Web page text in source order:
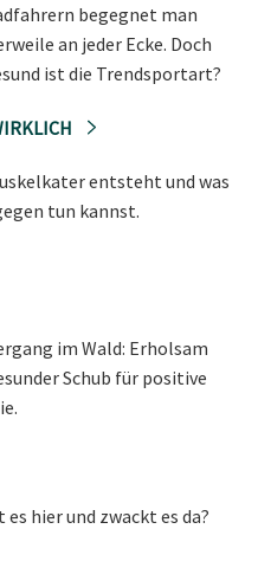
begegnet man
an jeder Ecke. Doch
ist die Trendsportart?
entsteht und was
tun kannst.
im Wald: Erholsam
Schub für positive
es hier und zwackt es da?